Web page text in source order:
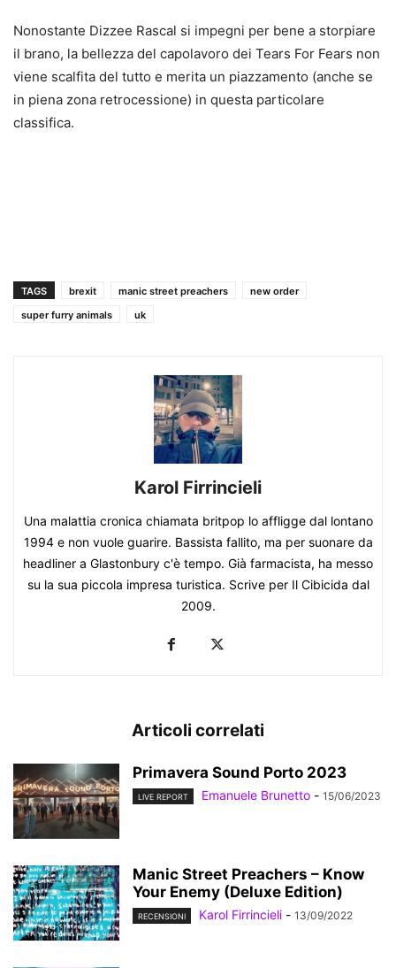
Nonostante Dizzee Rascal si impegni per bene a storpiare
il brano, la bellezza del capolavoro dei Tears For Fears non
viene scalfita del tutto e merita un piazzamento (anche se
in piena zona retrocessione) in questa particolare
classifica.
TAGS brexit manic street preachers
new order
super furry animals
uk
Karol Firrincieli
Una malattia cronica chiamata britpop lo affligge dal lontano
1994 e non vuole guarire. Bassista fallito, ma per suonare da
headliner a Glastonbury c'è tempo. Già farmacista, ha messo
su la sua piccola impresa turistica. Scrive per Il Cibicida dal
2009.
Articoli correlati
Primavera Sound Porto 2023
LIVE REPORT Emanuele Brunetto - 15/06/2023
Manic Street Preachers – Know
Your Enemy (Deluxe Edition)
RECENSIONI Karol Firrincieli - 13/09/2022